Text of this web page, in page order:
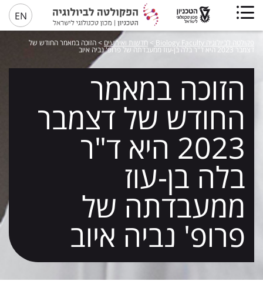
EN
פקולטה לביולוגיה Biology Faculty > חדשות ואירועים >הזוכה במאמר החודש של
דצמבר 2023 היא ד"ר בלה בן-עוז ממעבדתה של פרופ' נביה איוב
הזוכה במאמר
החודש של דצמבר
2023 היא ד"ר
בלה בן-עוז
ממעבדתה של
פרופ' נביה איוב